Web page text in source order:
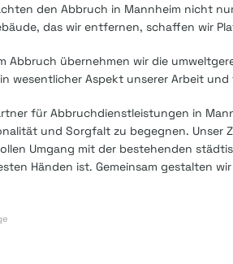
den Abbruch in Mannheim nicht
das wir entfernen, schaffen wir
Abbruch übernehmen wir die
wesentlicher Aspekt unserer Arbeit
für Abbruchdienstleistungen in
und Sorgfalt zu begegnen. Unser
Umgang mit der bestehenden
Händen ist. Gemeinsam gestalten